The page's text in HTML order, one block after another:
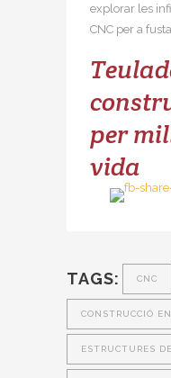
explorar les
CNC per a
per
vida
TAGS: CNC
CONSTRUCCIÓ
ESTRUCTURES